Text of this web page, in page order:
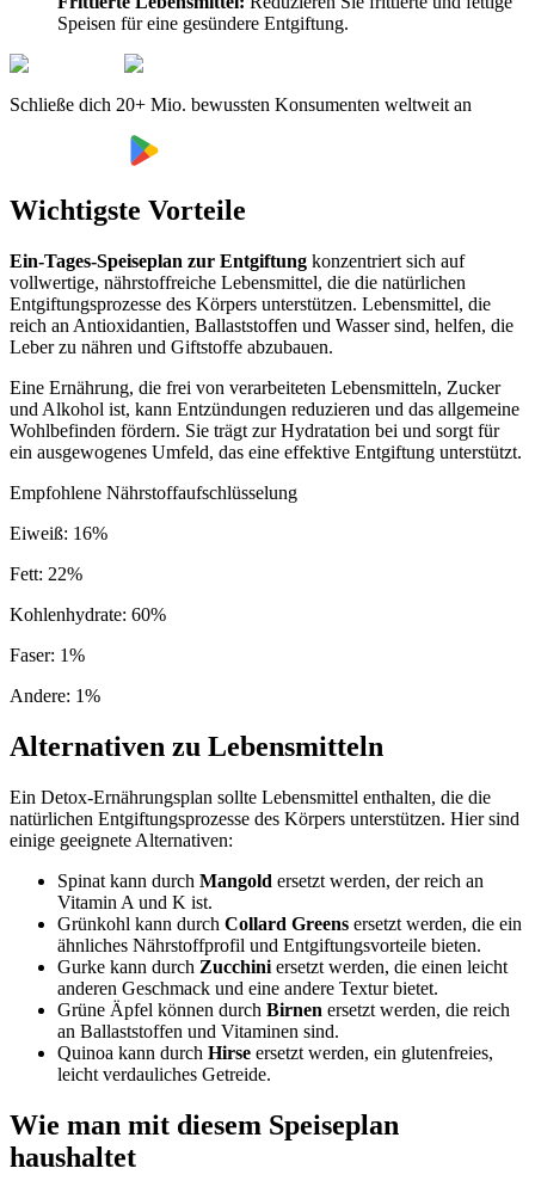
Speisen für eine gesündere Entgiftung.
Schließe dich 20+ Mio. bewussten Konsumenten weltweit an
Wichtigste Vorteile
Ein-Tages-Speiseplan zur Entgiftung konzentriert sich auf
vollwertige, nährstoffreiche Lebensmittel, die die natürlichen
Entgiftungsprozesse des Körpers unterstützen. Lebensmittel, die
reich an Antioxidantien, Ballaststoffen und Wasser sind, helfen, die
Leber zu nähren und Giftstoffe abzubauen.
Eine Ernährung, die frei von verarbeiteten Lebensmitteln, Zucker
und Alkohol ist, kann Entzündungen reduzieren und das allgemeine
Wohlbefinden fördern. Sie trägt zur Hydratation bei und sorgt für
ein ausgewogenes Umfeld, das eine effektive Entgiftung unterstützt.
Empfohlene Nährstoffaufschlüsselung
Eiweiß: 16%
Fett: 22%
Kohlenhydrate: 60%
Faser: 1%
Andere: 1%
Alternativen zu Lebensmitteln
Ein Detox-Ernährungsplan sollte Lebensmittel enthalten, die die
natürlichen Entgiftungsprozesse des Körpers unterstützen. Hier sind
einige geeignete Alternativen:
Spinat kann durch Mangold ersetzt werden, der reich an
Vitamin A und K ist.
Grünkohl kann durch Collard Greens ersetzt werden, die ein
ähnliches Nährstoffprofil und Entgiftungsvorteile bieten.
Gurke kann durch Zucchini ersetzt werden, die einen leicht
anderen Geschmack und eine andere Textur bietet.
Grüne Äpfel können durch Birnen ersetzt werden, die reich
an Ballaststoffen und Vitaminen sind.
Quinoa kann durch Hirse ersetzt werden, ein glutenfreies,
leicht verdauliches Getreide.
Wie man mit diesem Speiseplan
haushaltet